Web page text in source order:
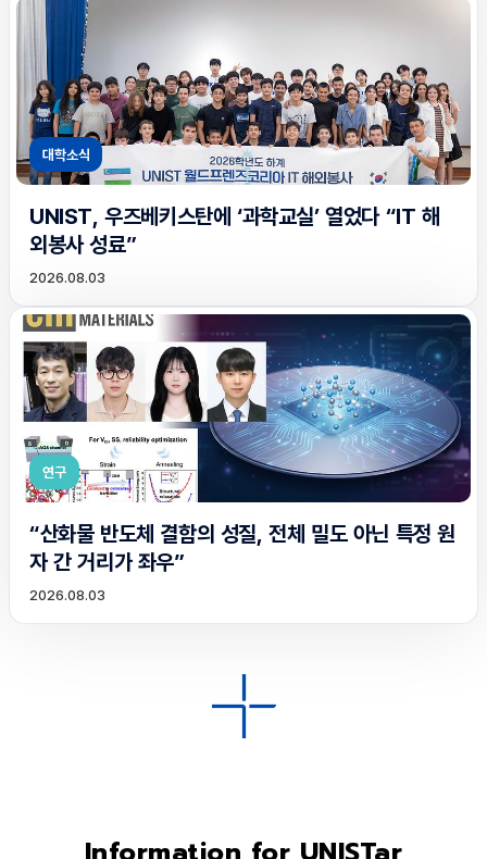
대학소식
UNIST, 우즈베키스탄에 ‘과학교실’ 열었다 “IT 해
외봉사 성료”
2026.08.03
연구
“산화물 반도체 결함의 성질, 전체 밀도 아닌 특정 원
자 간 거리가 좌우”
2026.08.03